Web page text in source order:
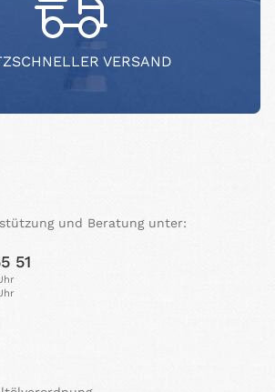
VERSAND
und Beratung unter:
51